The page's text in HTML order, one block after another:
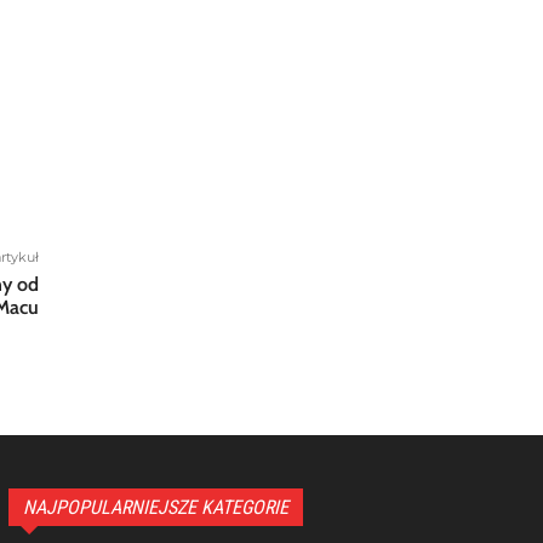
od
NAJPOPULARNIEJSZE KATEGORIE